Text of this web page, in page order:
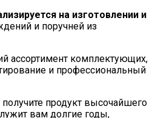
на изготовлении и
и поручней из
ассортимент комплектующих,
и профессиональный
продукт высочайшего
вам долгие годы,